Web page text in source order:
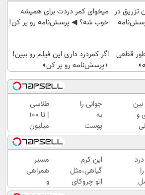
تزریق در میخوای کمر دردت برای همیشه
خوب شه؟ ◀ پرسش‌نامه رو پر کن!
طور قطعی
اگر کمردرد داری این فیلم رو ببین!
◗پرسش‌نامه رو پر کن◖
بین
و
جوانی را
به
پوست
خود
هدیه
دهید...
طلاسی
| تا 100
میلیون
وام
آنی
خرید
طلا💰
ثبت
نام
این کرم
گیاهی،مثل
اتو چروکای
پوستتوصاف
مسیر
همراهی
و
گزارش